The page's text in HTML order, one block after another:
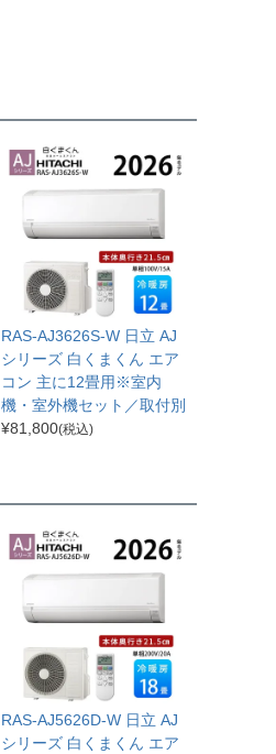
RAS-AJ3626S-W 日立 AJ
シリーズ 白くまくん エア
コン 主に12畳用※室内
機・室外機セット／取付別
¥81,800(税込)
RAS-AJ5626D-W 日立 AJ
シリーズ 白くまくん エア